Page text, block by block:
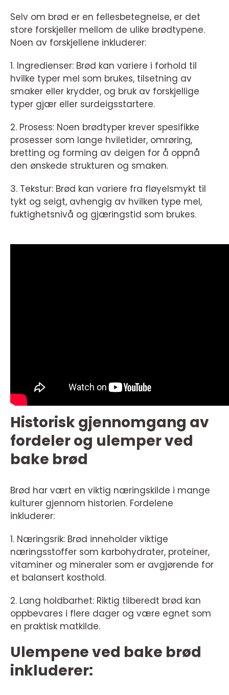
Selv om brød er en fellesbetegnelse, er det
store forskjeller mellom de ulike brødtypene.
Noen av forskjellene inkluderer:
1. Ingredienser: Brød kan variere i forhold til
hvilke typer mel som brukes, tilsetning av
smaker eller krydder, og bruk av forskjellige
typer gjær eller surdeigsstartere.
2. Prosess: Noen brødtyper krever spesifikke
prosesser som lange hviletider, omrøring,
bretting og forming av deigen for å oppnå
den ønskede strukturen og smaken.
3. Tekstur: Brød kan variere fra fløyelsmykt til
tykt og seigt, avhengig av hvilken type mel,
fuktighetsnivå og gjæringstid som brukes.
Historisk gjennomgang av
fordeler og ulemper ved
bake brød
Brød har vært en viktig næringskilde i mange
kulturer gjennom historien. Fordelene
inkluderer:
1. Næringsrik: Brød inneholder viktige
næringsstoffer som karbohydrater, proteiner,
vitaminer og mineraler som er avgjørende for
et balansert kosthold.
2. Lang holdbarhet: Riktig tilberedt brød kan
oppbevares i flere dager og være egnet som
en praktisk matkilde.
Ulempene ved bake brød
inkluderer: